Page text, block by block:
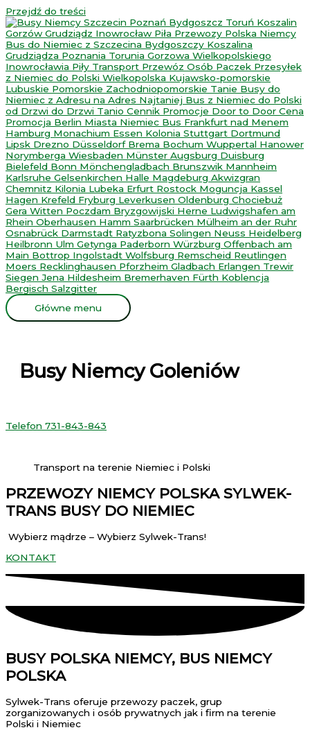
Przejdź do treści
Główne menu
Busy Niemcy Goleniów
Telefon 731-843-843
Transport na terenie Niemiec i Polski
PRZEWOZY NIEMCY POLSKA SYLWEK-
TRANS BUSY DO NIEMIEC
Wybierz mądrze – Wybierz Sylwek-Trans!
KONTAKT
BUSY POLSKA NIEMCY, BUS NIEMCY
POLSKA
Sylwek-Trans oferuje przewozy paczek, grup
zorganizowanych i osób prywatnych jak i firm na terenie
Polski i Niemiec